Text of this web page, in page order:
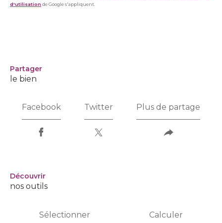
d'utilisation de Google s'appliquent.
partager
le bien
Facebook Twitter Plus de partage
découvrir
nos outils
Sélectionner Calculer